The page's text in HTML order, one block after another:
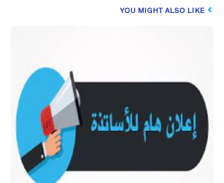
YOU MIGHT ALSO LIKE